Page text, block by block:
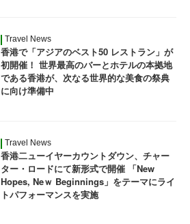
Travel News
香港で「アジアのベスト50 レストラン」が
初開催！ 世界最高のバーとホテルの本拠地
である香港が、次なる世界的な美食の祭典
に向け準備中
Travel News
香港二ューイヤーカウントダウン、チャー
ター・ロードにて新形式で開催 「New
Hopes, Neｗ Beginnings」をテーマにライ
トパフォーマンスを実施